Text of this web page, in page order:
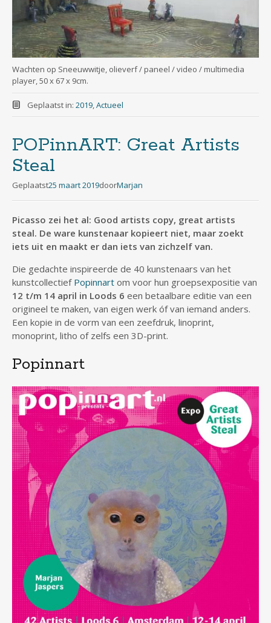
Wachten op Sneeuwwitje, olieverf / paneel / video / multimedia
player, 50 x 67 x 9cm.
Geplaatst in: 2019,Actueel
POPinnART: Great Artists
Steal
Geplaatst25 maart 2019doorMarjan
Picasso zei het al: Good artists copy, great artists
steal. De ware kunstenaar kopieert niet, maar zoekt
iets uit en maakt er dan iets van zichzelf van.
Die gedachte inspireerde de 40 kunstenaars van het
kunstcollectief Popinnart om voor hun groepsexpositie van
12 t/m 14 april in Loods 6 een betaalbare editie van een
origineel te maken, van eigen werk óf van iemand anders.
Een kopie in de vorm van een zeefdruk, linoprint,
monoprint, litho of zelfs een 3D-print.
Popinnart